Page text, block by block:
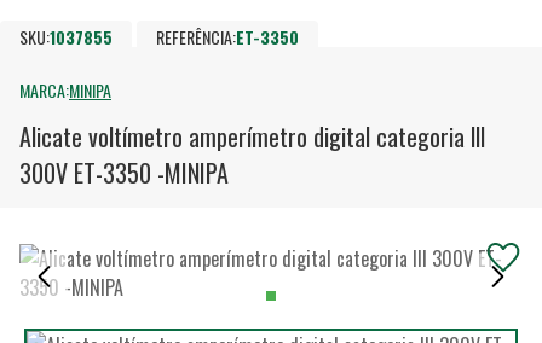
SKU:1037855 REFERÊNCIA:ET-3350
MARCA:MINIPA
Alicate voltímetro amperímetro digital categoria lll
300V ET-3350 -MINIPA